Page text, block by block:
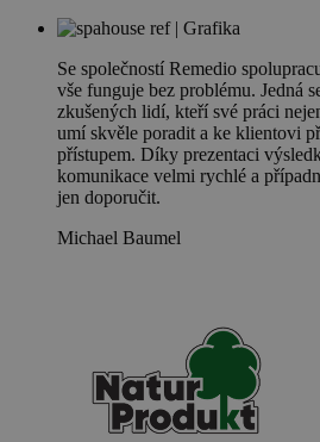
Se společností Remedio
vše funguje bez problému. Jedná
zkušených lidí, kteří své práci
umí skvěle poradit a ke klientovi
přístupem. Díky prezentaci
komunikace velmi rychlé a
jen doporučit.
Michael Baumel